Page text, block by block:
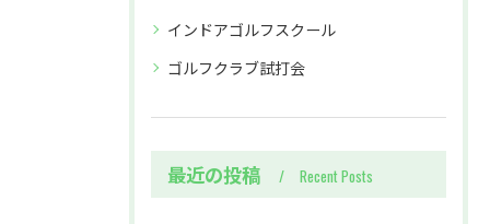
インドアゴルフスクール
ゴルフクラブ試打会
最近の投稿 Recent Posts